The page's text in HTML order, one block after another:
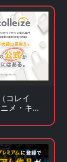
コレイ
メ・キャ
イセンス
イト